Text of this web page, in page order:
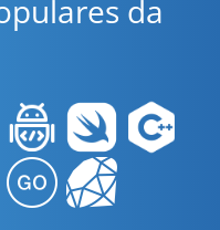
da